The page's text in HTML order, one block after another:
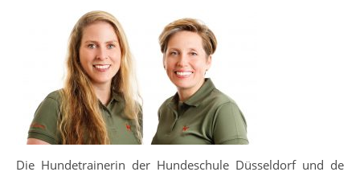
Die Hundetrainerin der Hundeschule Düsseldorf und de